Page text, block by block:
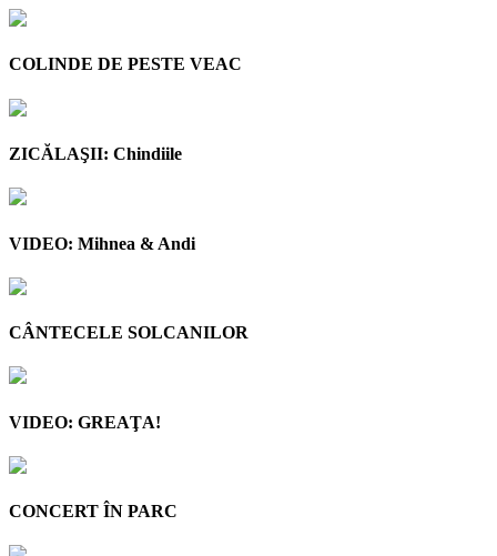
COLINDE DE PESTE VEAC
ZICĂLAŞII: Chindiile
VIDEO: Mihnea & Andi
CÂNTECELE SOLCANILOR
VIDEO: GREAŢA!
CONCERT ÎN PARC